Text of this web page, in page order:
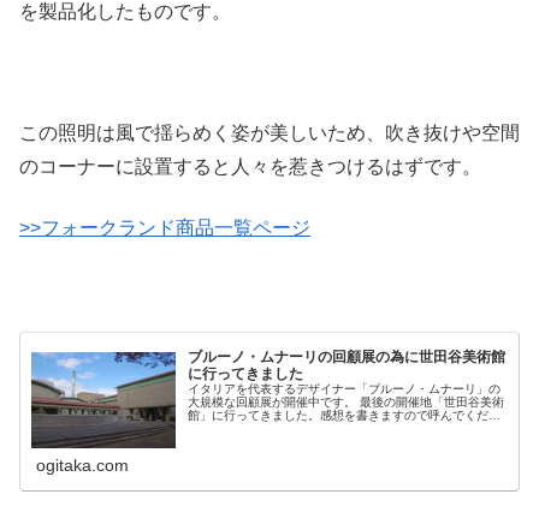
を製品化したものです。
この照明は風で揺らめく姿が美しいため、吹き抜けや空間
のコーナーに設置すると人々を惹きつけるはずです。
>>フォークランド商品一覧ページ
ブルーノ・ムナーリの回顧展の為に世田谷美術館
に行ってきました
イタリアを代表するデザイナー「ブルーノ・ムナーリ」の
大規模な回顧展が開催中です。 最後の開催地「世田谷美術
館」に行ってきました。感想を書きますので呼んでくださ
ogitaka.com